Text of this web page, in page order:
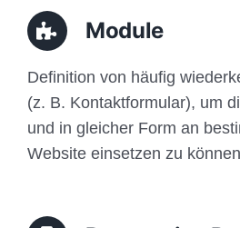
Module
Definition von häufig
(z. B. Kontaktformular), um
und in gleicher Form an
Website einsetzen zu